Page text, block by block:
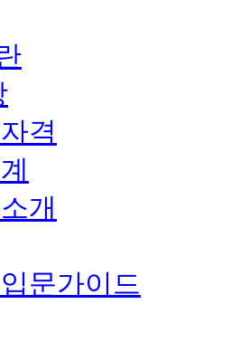
격
개
문가이드